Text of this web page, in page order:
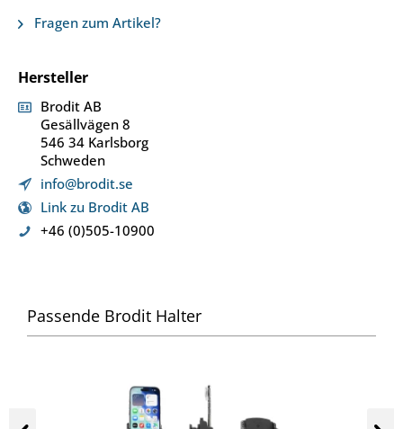
Fragen zum Artikel?
Hersteller
Brodit AB
Gesällvägen 8
546 34 Karlsborg
Schweden
info@brodit.se
Link zu Brodit AB
+46 (0)505-10900
Passende Brodit Halter